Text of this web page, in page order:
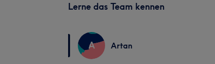
Lerne das Team kennen
A Artan